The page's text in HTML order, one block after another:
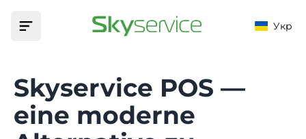
Укр
Heim
Produkt
GELEGENHEITEN
Skyservice POS —
eine moderne